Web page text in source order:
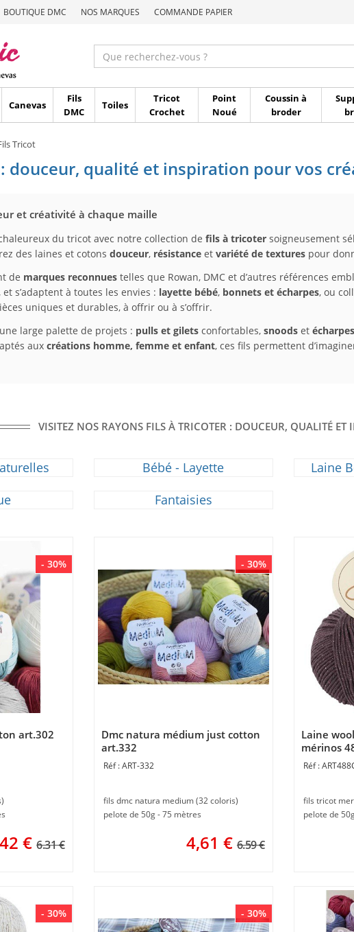
BOUTIQUE DMC NOS MARQUES COMMANDE PAPIER
Canevas
Fils
DMC
Toiles
Tricot
Crochet
Point
Noué
Coussin à
broder
Tricot
douceur, qualité et inspiration pour vos
et créativité à chaque maille
du tricot avec notre collection de fils à tricoter soigneusement
des laines et cotons douceur, résistance et variété de textures pour
de marques reconnues telles que Rowan, DMC et d’autres références
et s’adaptent à toutes les envies : layette bébé, bonnets et écharpes, ou
uniques et durables, à offrir ou à s’offrir.
large palette de projets : pulls et gilets confortables, snoods et écharpes
aux créations homme, femme et enfant, ces fils permettent
VISITEZ NOS RAYONS FILS À TRICOTER : DOUCEUR, QUALITÉ
Bébé - Layette Laine
Fantaisies
- 30%
art.302
€ 6.31 €
- 30%
Dmc natura médium just cotton
art.332
ART-332
fils dmc natura medium (32 coloris)
pelote de 50g - 75 mètres
4,61 € 6.59 €
Laine
mérinos
fils tricot
pelote de
- 30% - 30%